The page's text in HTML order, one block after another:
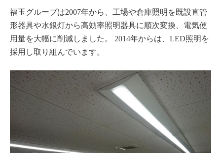
福玉グループは2007年から、工場や倉庫照明を既設直管
形器具や水銀灯から高効率照明器具に順次変換、電気使
用量を大幅に削減しました。 2014年からは、LED照明を
採用し取り組んでいます。